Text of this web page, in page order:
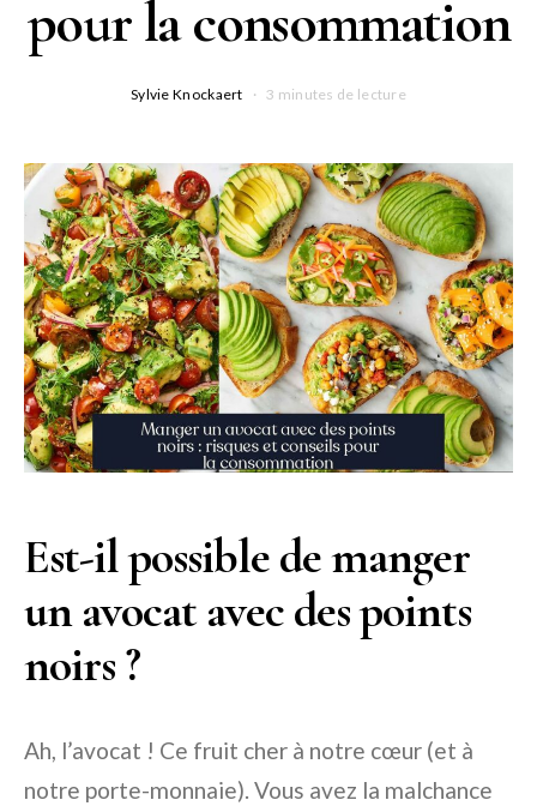
pour la consommation
Sylvie Knockaert 3 minutes de lecture
Est-il possible de manger
un avocat avec des points
noirs ?
Ah, l’avocat ! Ce fruit cher à notre cœur (et à
notre porte-monnaie). Vous avez la malchance